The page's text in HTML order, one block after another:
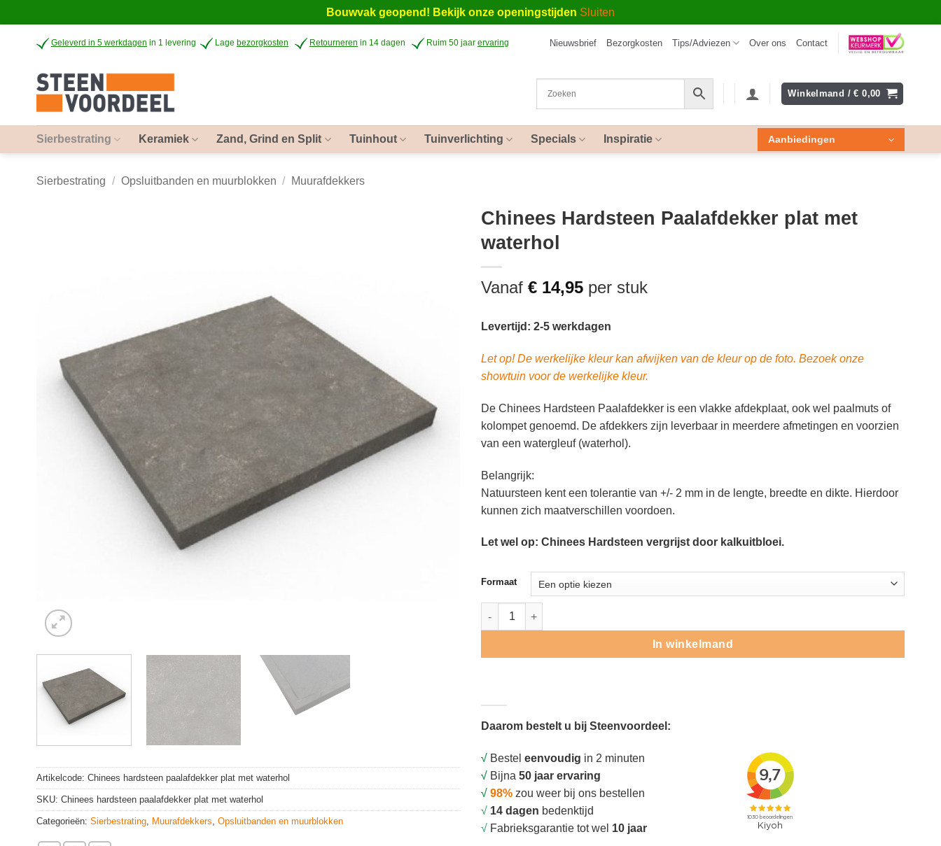
Bouwvak geopend! Bekijk onze openingstijden Sluiten
Geleverd in 5 werkdagen in 1 levering Lage bezorgkosten Retourneren in 14 dagen Ruim 50 jaar ervaring Nieuwsbrief Bezorgkosten Tips/Adviezen Over ons Contact
Winkelmand /€ 0,00
Sierbestrating Keramiek Zand, Grind en Split Tuinhout Tuinverlichting Specials Inspiratie Aanbiedingen
Sierbestrating / Opsluitbanden en muurblokken / Muurafdekkers
Artikelcode: Chinees hardsteen paalafdekker plat met waterhol
SKU: Chinees hardsteen paalafdekker plat met waterhol
Categorieën: Sierbestrating, Muurafdekkers, Opsluitbanden en muurblokken
Chinees Hardsteen Paalafdekker plat met
waterhol
Vanaf € 14,95 per stuk
Levertijd: 2-5 werkdagen
Let op! De werkelijke kleur kan afwijken van de kleur op de foto. Bezoek onze
showtuin voor de werkelijke kleur.
De Chinees Hardsteen Paalafdekker is een vlakke afdekplaat, ook wel paalmuts of
kolompet genoemd. De afdekkers zijn leverbaar in meerdere afmetingen en voorzien
van een watergleuf (waterhol).
Belangrijk:
Natuursteen kent een tolerantie van +/- 2 mm in de lengte, breedte en dikte. Hierdoor
kunnen zich maatverschillen voordoen.
Let wel op: Chinees Hardsteen vergrijst door kalkuitbloei.
Formaat
Chinees Hardsteen Paalafdekker plat met waterhol aantal
In winkelmand
Daarom bestelt u bij Steenvoordeel:
√ Bestel eenvoudig in 2 minuten
√ Bijna 50 jaar ervaring
√ 98% zou weer bij ons bestellen
√ 14 dagen bedenktijd
√ Fabrieksgarantie tot wel 10 jaar